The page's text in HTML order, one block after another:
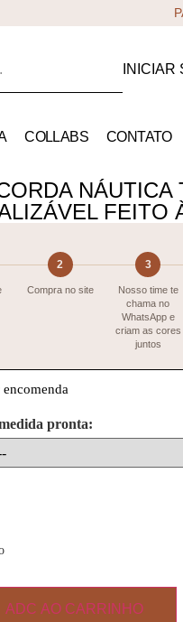
INICIAR
COLLABS CONTATO
NÁUTICA
FEITO
2
Compra no site
3
Nosso time te
chama no
WhatsApp e
criam as cores
juntos
pronta:
ADC AO CARRINHO